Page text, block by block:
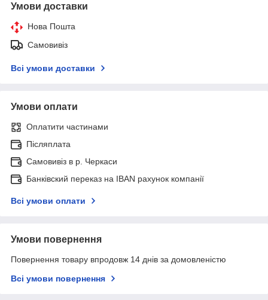
Умови доставки
Нова Пошта
Самовивіз
Всі умови доставки
Умови оплати
Оплатити частинами
Післяплата
Самовивіз в р. Черкаси
Банківский переказ на IBAN рахунок компанії
Всі умови оплати
Умови повернення
Повернення товару впродовж 14 днів за домовленістю
Всі умови повернення